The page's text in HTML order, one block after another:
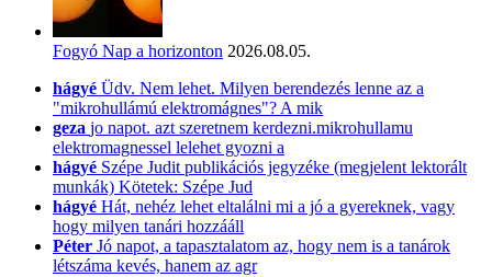
Fogyó Nap a horizonton 2026.08.05.
hágyé Üdv. Nem lehet. Milyen berendezés lenne az a
"mikrohullámú elektromágnes"? A mik
geza jo napot. azt szeretnem kerdezni.mikrohullamu
elektromagnessel lelehet gyozni a
hágyé Szépe Judit publikációs jegyzéke (megjelent lektorált
munkák) Kötetek: Szépe Jud
hágyé Hát, nehéz lehet eltalálni mi a jó a gyereknek, vagy
hogy milyen tanári hozzááll
Péter Jó napot, a tapasztalatom az, hogy nem is a tanárok
létszáma kevés, hanem az agr